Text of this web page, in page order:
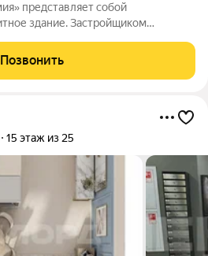
представляет собой
здание. Застройщиком
прилегающей
организацию детских игровых
Позвонить
15 этаж из 25